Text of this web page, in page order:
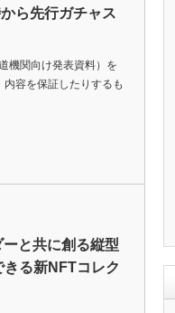
ら先行ガチャス
機関向け発表資料）を
容を保証したりするも
と共に創る縦型
る新NFTコレク